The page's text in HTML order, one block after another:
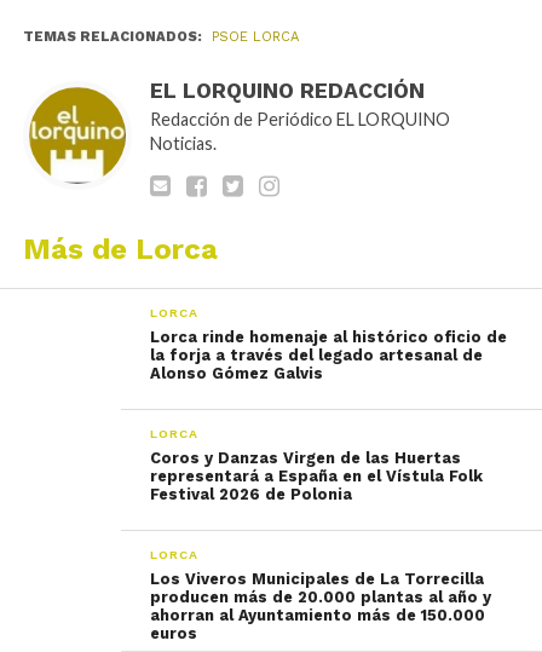
TEMAS RELACIONADOS: PSOE LORCA
EL LORQUINO REDACCIÓN
Redacción de Periódico EL LORQUINO
Noticias.
Más de Lorca
LORCA
Lorca rinde homenaje al histórico oficio de
la forja a través del legado artesanal de
Alonso Gómez Galvis
LORCA
Coros y Danzas Virgen de las Huertas
representará a España en el Vístula Folk
Festival 2026 de Polonia
LORCA
Los Viveros Municipales de La Torrecilla
producen más de 20.000 plantas al año y
ahorran al Ayuntamiento más de 150.000
euros